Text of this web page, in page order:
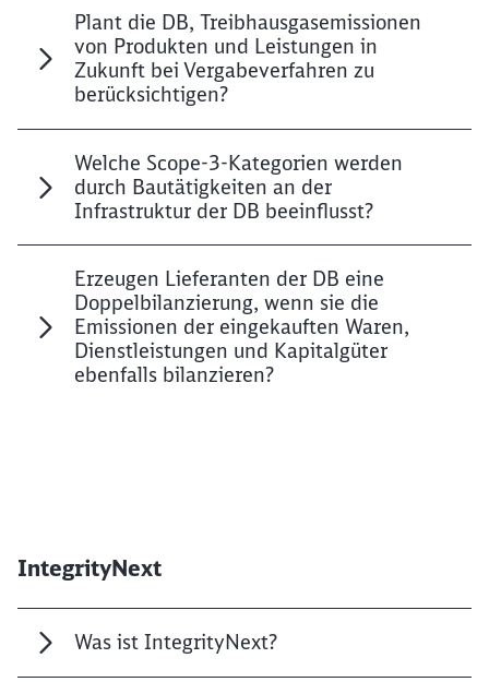
Plant die DB, Treibhausgasemissionen
von Produkten und Leistungen in
Zukunft bei Vergabeverfahren zu
berücksichtigen?
Welche Scope-3-Kategorien werden
durch Bautätigkeiten an der
Infrastruktur der DB beeinflusst?
Erzeugen Lieferanten der DB eine
Doppelbilanzierung, wenn sie die
Emissionen der eingekauften Waren,
Dienstleistungen und Kapitalgüter
ebenfalls bilanzieren?
IntegrityNext
Was ist IntegrityNext?